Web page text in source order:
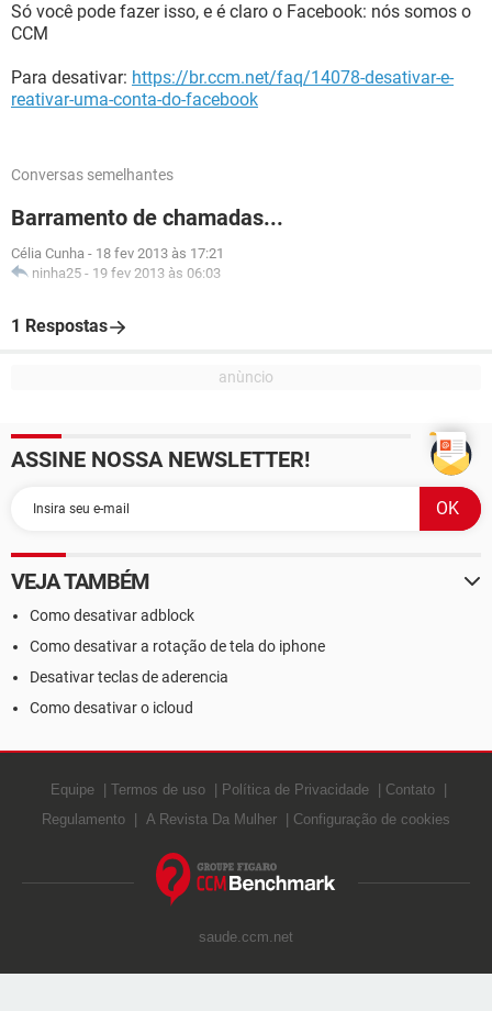
Só você pode fazer isso, e é claro o Facebook: nós somos o
CCM
Para desativar: https://br.ccm.net/faq/14078-desativar-e-
reativar-uma-conta-do-facebook
Conversas semelhantes
Barramento de chamadas...
Célia Cunha - 18 fev 2013 às 17:21
ninha25 - 19 fev 2013 às 06:03
1 Respostas
ASSINE NOSSA NEWSLETTER!
VEJA TAMBÉM
Como desativar adblock
Como desativar a rotação de tela do iphone
Desativar teclas de aderencia
Como desativar o icloud
Equipe Termos de uso Política de Privacidade
Contato
Regulamento
A Revista Da Mulher Configuração de cookies
saude.ccm.net